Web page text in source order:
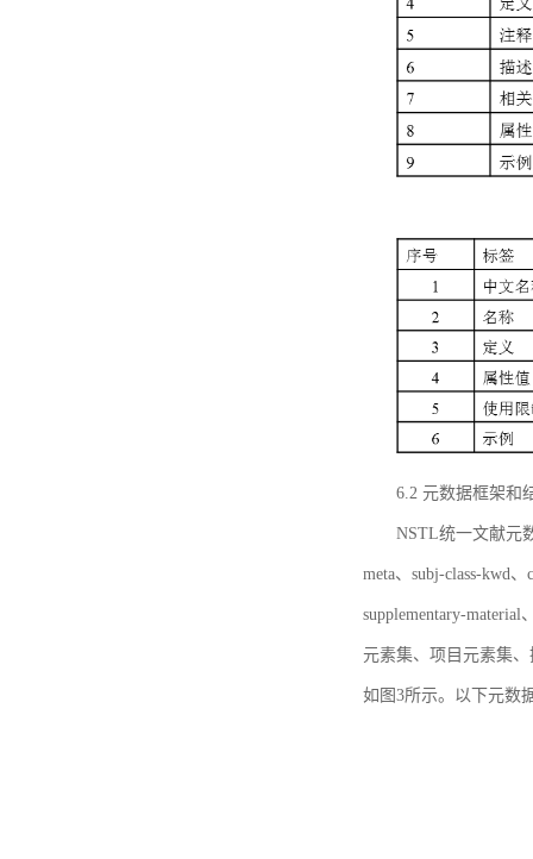
6.2 元数据框架和
NSTL统一文献元
meta、subj-class-kwd
supplementary-
元素集、项目元素集
如图3所示。以下元数